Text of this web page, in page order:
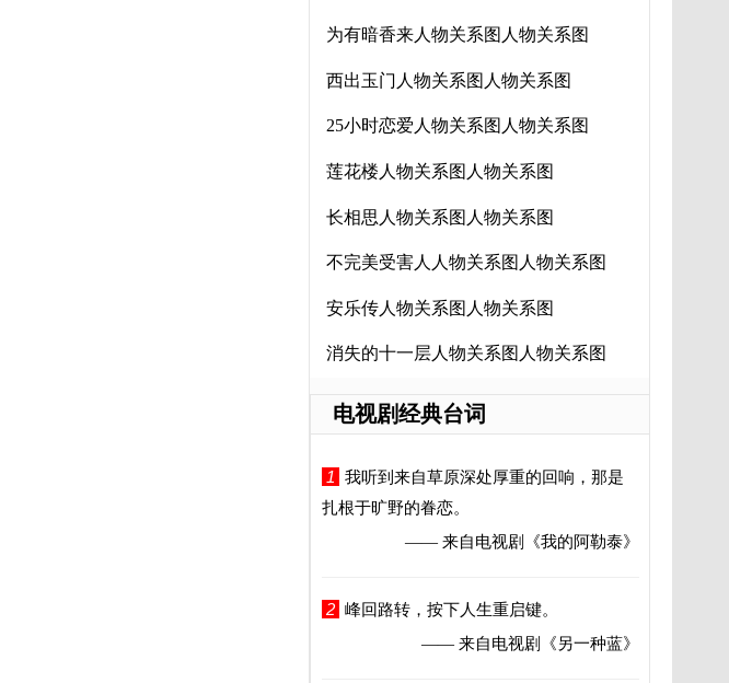
为有暗香来人物关系图人物关系图
西出玉门人物关系图人物关系图
25小时恋爱人物关系图人物关系图
莲花楼人物关系图人物关系图
长相思人物关系图人物关系图
不完美受害人人物关系图人物关系图
安乐传人物关系图人物关系图
消失的十一层人物关系图人物关系图
电视剧经典台词
1
我听到来自草原深处厚重的回响，那是
扎根于旷野的眷恋。
—— 来自电视剧
《我的阿勒泰》
2 峰回路转，按下人生重启键。
—— 来自电视剧
《另一种蓝》